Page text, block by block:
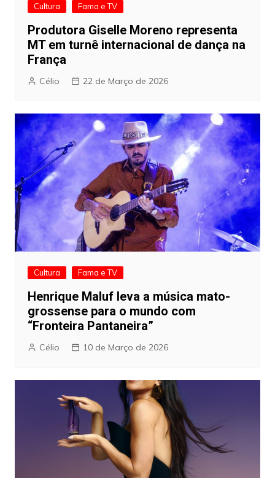
Cultura Fama e TV
Produtora Giselle Moreno representa
MT em turnê internacional de dança na
França
Célio 22 de Março de 2026
Cultura Fama e TV
Henrique Maluf leva a música mato-
grossense para o mundo com
“Fronteira Pantaneira”
Célio 10 de Março de 2026